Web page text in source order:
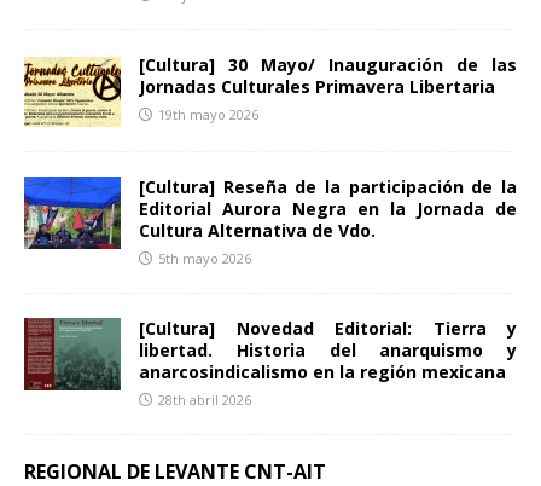
[Cultura] 30 Mayo/ Inauguración de las
Jornadas Culturales Primavera Libertaria
19th mayo 2026
[Cultura] Reseña de la participación de la
Editorial Aurora Negra en la Jornada de
Cultura Alternativa de Vdo.
5th mayo 2026
[Cultura] Novedad Editorial: Tierra y
libertad. Historia del anarquismo y
anarcosindicalismo en la región mexicana
28th abril 2026
REGIONAL DE LEVANTE CNT-AIT